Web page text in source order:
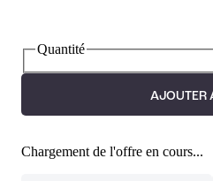
Quantité
AJOUTER
Chargement de l'offre en cours...